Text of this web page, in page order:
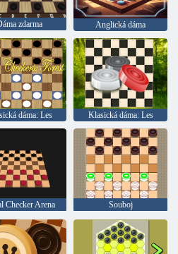
zdarma Anglická dáma
dáma: Les Klasická dáma: Les
Checker Arena Souboj